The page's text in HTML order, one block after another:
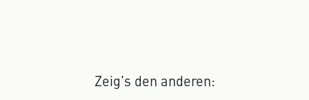
Zeig’s den anderen: